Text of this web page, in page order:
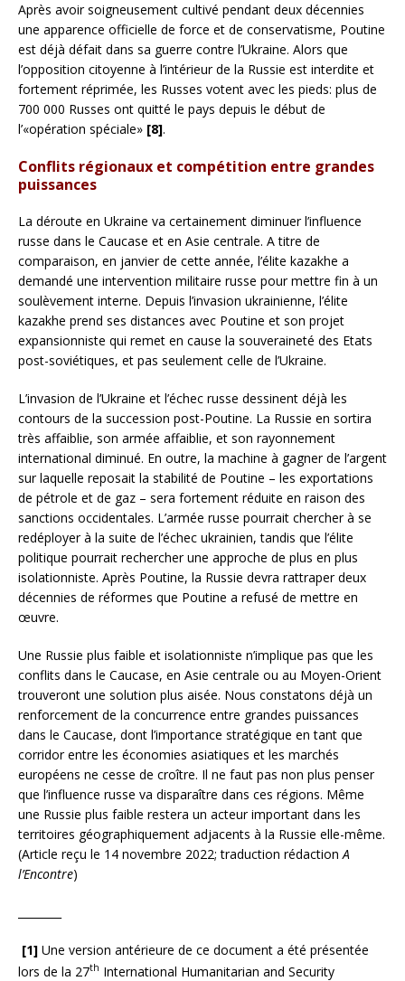
Après avoir soigneusement cultivé pendant deux décennies
une apparence officielle de force et de conservatisme, Poutine
est déjà défait dans sa guerre contre l’Ukraine. Alors que
l’opposition citoyenne à l’intérieur de la Russie est interdite et
fortement réprimée, les Russes votent avec les pieds: plus de
700 000 Russes ont quitté le pays depuis le début de
l’«opération spéciale» [8].
Conflits régionaux et compétition entre grandes
puissances
La déroute en Ukraine va certainement diminuer l’influence
russe dans le Caucase et en Asie centrale. A titre de
comparaison, en janvier de cette année, l’élite kazakhe a
demandé une intervention militaire russe pour mettre fin à un
soulèvement interne. Depuis l’invasion ukrainienne, l’élite
kazakhe prend ses distances avec Poutine et son projet
expansionniste qui remet en cause la souveraineté des Etats
post-soviétiques, et pas seulement celle de l’Ukraine.
L’invasion de l’Ukraine et l’échec russe dessinent déjà les
contours de la succession post-Poutine. La Russie en sortira
très affaiblie, son armée affaiblie, et son rayonnement
international diminué. En outre, la machine à gagner de l’argent
sur laquelle reposait la stabilité de Poutine – les exportations
de pétrole et de gaz – sera fortement réduite en raison des
sanctions occidentales. L’armée russe pourrait chercher à se
redéployer à la suite de l’échec ukrainien, tandis que l’élite
politique pourrait rechercher une approche de plus en plus
isolationniste. Après Poutine, la Russie devra rattraper deux
décennies de réformes que Poutine a refusé de mettre en
œuvre.
Une Russie plus faible et isolationniste n’implique pas que les
conflits dans le Caucase, en Asie centrale ou au Moyen-Orient
trouveront une solution plus aisée. Nous constatons déjà un
renforcement de la concurrence entre grandes puissances
dans le Caucase, dont l’importance stratégique en tant que
corridor entre les économies asiatiques et les marchés
européens ne cesse de croître. Il ne faut pas non plus penser
que l’influence russe va disparaître dans ces régions. Même
une Russie plus faible restera un acteur important dans les
territoires géographiquement adjacents à la Russie elle-même.
(Article reçu le 14 novembre 2022; traduction rédactionA
l’Encontre)
[1] Une version antérieure de ce document a été présentée
lors de la 27th International Humanitarian and Security